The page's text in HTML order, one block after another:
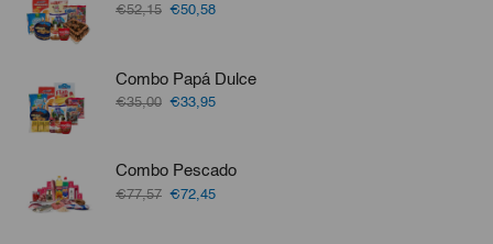
€52,15 El
€52,15.
€50,58El
€50,58.
Combo Papá Dulce
€35,00 El
era:
€35,00.
€33,95El
es:
€33,95.
Combo Pescado
€77,57 El
€72,45El